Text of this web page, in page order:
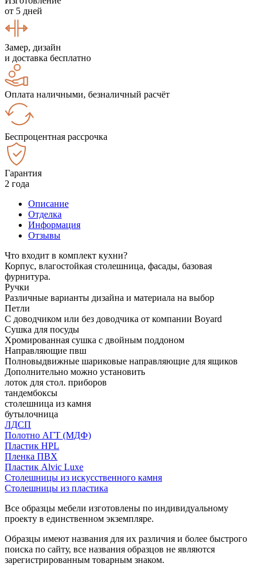
от 5 дней
Замер, дизайн
и доставка бесплатно
Оплата наличными, безналичный расчёт
Беспроцентная рассрочка
Гарантия
2 года
Описание
Отделка
Информация
Отзывы
Что входит в комплект кухни?
Корпус, влагостойкая столешница, фасады, базовая
фурнитура.
Ручки
Различные варианты дизайна и материала на выбор
Петли
С доводчиком или без доводчика от компании Boyard
Сушка для посуды
Хромированная сушка с двойным поддоном
Направляющие пвш
Полновыдвижные шариковые направляющие для ящиков
Дополнительно можно установить
лоток для стол. приборов
тандембоксы
столешница из камня
бутылочница
ЛДСП
Полотно АГТ (МДФ)
Пластик HPL
Пленка ПВХ
Пластик Alvic Luxe
Столешницы из искусственного камня
Столешницы из пластика
Все образцы мебели изготовлены по индивидуальному
проекту в единственном экземпляре.
Образцы имеют названия для их различия и более быстрого
поиска по сайту, все названия образцов не являются
зарегистрированным товарным знаком.